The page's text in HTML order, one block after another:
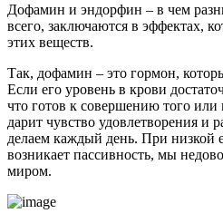
Дофамин и эндорфин – в чем
всего, заключаются в эффектах,
этих веществ.
Так, дофамин – это гормон,
Если его уровень в крови
что готов к совершению того
дарит чувство удовлетворения и
делаем каждый день. При низкой
возникает пассивность, мы
миром.